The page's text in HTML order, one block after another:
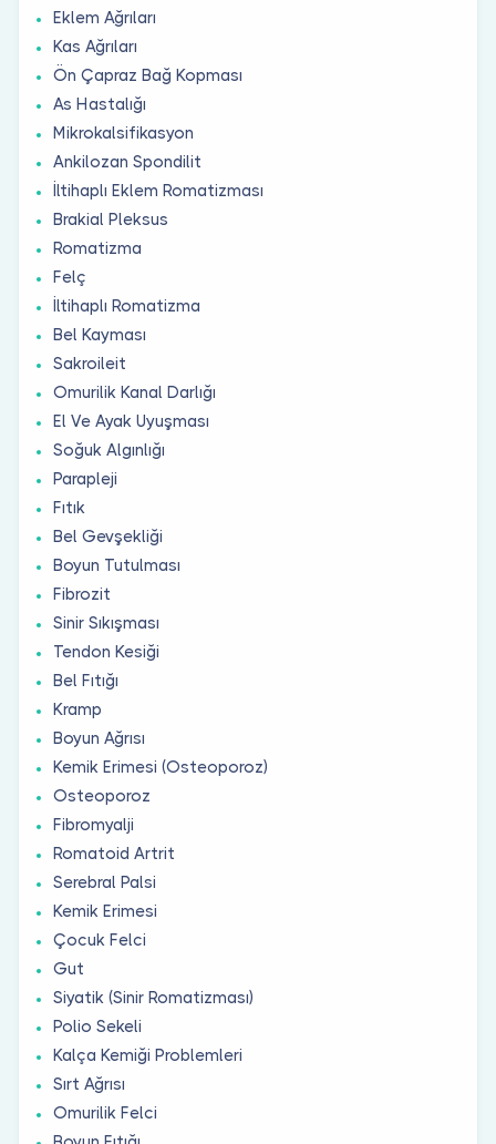
Eklem Ağrıları
Kas Ağrıları
Ön Çapraz Bağ Kopması
As Hastalığı
Mikrokalsifikasyon
Ankilozan Spondilit
İltihaplı Eklem Romatizması
Brakial Pleksus
Romatizma
Felç
İltihaplı Romatizma
Bel Kayması
Sakroileit
Omurilik Kanal Darlığı
El Ve Ayak Uyuşması
Soğuk Algınlığı
Parapleji
Fıtık
Bel Gevşekliği
Boyun Tutulması
Fibrozit
Sinir Sıkışması
Tendon Kesiği
Bel Fıtığı
Kramp
Boyun Ağrısı
Kemik Erimesi (Osteoporoz)
Osteoporoz
Fibromyalji
Romatoid Artrit
Serebral Palsi
Kemik Erimesi
Çocuk Felci
Gut
Siyatik (Sinir Romatizması)
Polio Sekeli
Kalça Kemiği Problemleri
Sırt Ağrısı
Omurilik Felci